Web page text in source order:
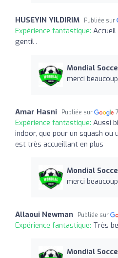
HUSEYIN YILDIRIM Publiée sur
Expérience fantastique:
gentil .
Mondial
merci beaucoup
Amar Hasni Publiée sur
Expérience fantastique: Aussi
indoor, que pour un squash ou
est très accueillant en plus
Mondial
merci beaucoup
Allaoui Newman Publiée sur
Expérience fantastique: Très
Mondial